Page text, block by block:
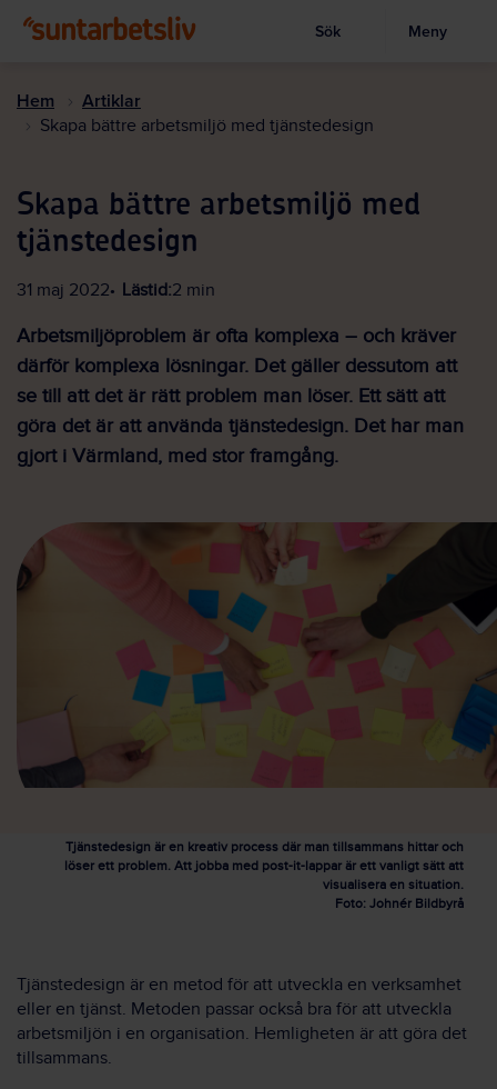
huvudinnehållet
Visa sökruta
Sök Meny
Hem Artiklar
Skapa bättre arbetsmiljö med tjänstedesign
Skapa bättre arbetsmiljö med
tjänstedesign
31 maj 2022 Lästid:2 min
Arbetsmiljöproblem är ofta komplexa – och kräver
därför komplexa lösningar. Det gäller dessutom att
se till att det är rätt problem man löser. Ett sätt att
göra det är att använda tjänstedesign. Det har man
gjort i Värmland, med stor framgång.
Tjänstedesign är en kreativ process där man tillsammans hittar och
löser ett problem. Att jobba med post-it-lappar är ett vanligt sätt att
visualisera en situation.
Foto: Johnér Bildbyrå
Tjänstedesign är en metod för att utveckla en verksamhet
eller en tjänst. Metoden passar också bra för att utveckla
arbetsmiljön i en organisation. Hemligheten är att göra det
tillsammans.